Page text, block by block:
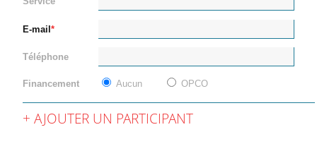
E-mail
Téléphone
Financement Aucun OPCO
AJOUTER UN PARTICIPANT